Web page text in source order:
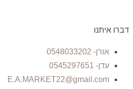
דברו איתנו
אורן- 0548033202
עדן- 0545297651
E.A.MARKET22@gmail.com